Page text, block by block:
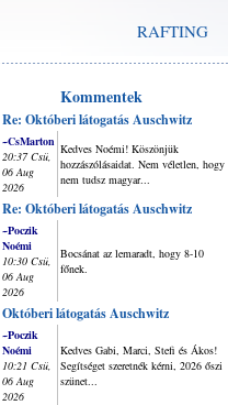
RAFTING
Kommentek
Re: Októberi látogatás Auschwitz
~CsMarton
20:37 Csü,
06 Aug
2026
Kedves Noémi! Köszönjük
hozzászólásaidat. Nem véletlen, hogy
nem tudsz magyar...
Re: Októberi látogatás Auschwitz
~Poczik
Noémi
10:30 Csü,
06 Aug
2026
Bocsánat az lemaradt, hogy 8-10
főnek.
Októberi látogatás Auschwitz
~Poczik
Noémi
10:21 Csü,
06 Aug
2026
Kedves Gabi, Marci, Stefi és Ákos!
Segítséget szeretnék kérni, 2026 őszi
szünet...